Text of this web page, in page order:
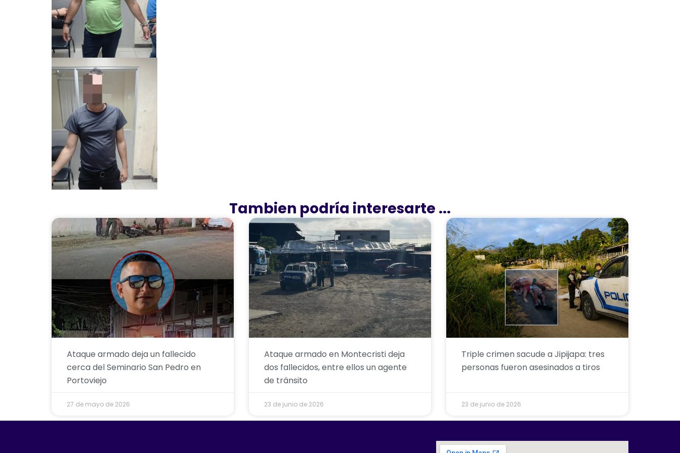
Tambien podría interesarte ...
Ataque armado deja un fallecido
cerca del Seminario San Pedro en
Portoviejo
27 de mayo de 2026
Ataque armado en Montecristi deja
dos fallecidos, entre ellos un agente
de tránsito
23 de junio de 2026
Triple crimen sacude a Jipijapa: tres
personas fueron asesinados a tiros
23 de junio de 2026